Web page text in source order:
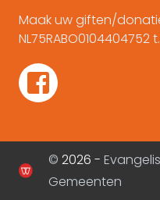
Maak uw giften/
© 2026 -
Gemeenten